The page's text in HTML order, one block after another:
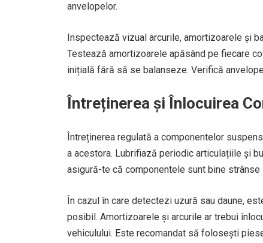
anvelopelor.
Inspectează vizual arcurile, amortizoarele și
Testează amortizoarele apăsând pe fiecare
inițială fără să se balanseze. Verifică
Întreținerea și Înlocuirea
Întreținerea regulată a componentelor
a acestora. Lubrifiază periodic articulațiile și
asigură-te că componentele sunt bine strânse
În cazul în care detectezi uzură sau daune,
posibil. Amortizoarele și arcurile ar trebui
vehiculului. Este recomandat să folosești